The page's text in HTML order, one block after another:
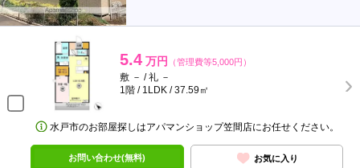
5.4 万円 （管理費等5,000円）
敷 － / 礼 －
1階 / 1LDK / 37.59㎡
水戸市のお部屋探しはアパマンショップ笠間店にお任せください。
お問い合わせ(無料) お気に入り